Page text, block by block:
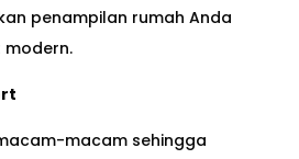
penampilan rumah Anda
macam sehingga